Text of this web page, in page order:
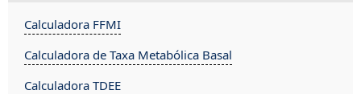
Calculadora FFMI
Calculadora de Taxa Metabólica Basal
Calculadora TDEE